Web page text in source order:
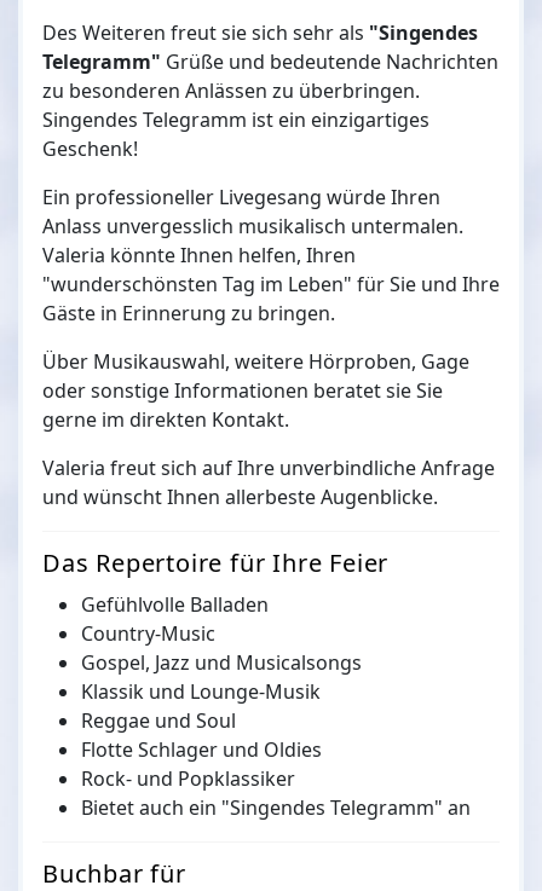
Des Weiteren freut sie sich sehr als "Singendes
Telegramm" Grüße und bedeutende Nachrichten
zu besonderen Anlässen zu überbringen.
Singendes Telegramm ist ein einzigartiges
Geschenk!
Ein professioneller Livegesang würde Ihren
Anlass unvergesslich musikalisch untermalen.
Valeria könnte Ihnen helfen, Ihren
"wunderschönsten Tag im Leben" für Sie und Ihre
Gäste in Erinnerung zu bringen.
Über Musikauswahl, weitere Hörproben, Gage
oder sonstige Informationen beratet sie Sie
gerne im direkten Kontakt.
Valeria freut sich auf Ihre unverbindliche Anfrage
und wünscht Ihnen allerbeste Augenblicke.
Das Repertoire für Ihre Feier
Gefühlvolle Balladen
Country-Music
Gospel, Jazz und Musicalsongs
Klassik und Lounge-Musik
Reggae und Soul
Flotte Schlager und Oldies
Rock- und Popklassiker
Bietet auch ein "Singendes Telegramm" an
Buchbar für